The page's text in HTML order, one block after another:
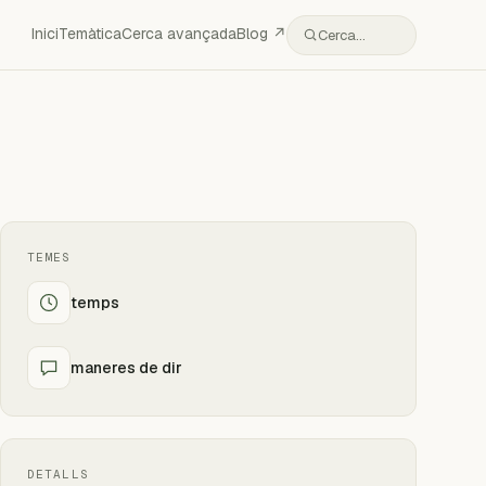
IniciTemàticaCerca avançadaBlog ↗ Cerca…
TEMES
temps
maneres de dir
DETALLS